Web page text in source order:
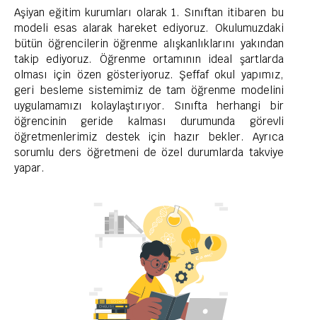
Aşiyan eğitim kurumları olarak 1. Sınıftan itibaren bu
modeli esas alarak hareket ediyoruz. Okulumuzdaki
bütün öğrencilerin öğrenme alışkanlıklarını yakından
takip ediyoruz. Öğrenme ortamının ideal şartlarda
olması için özen gösteriyoruz. Şeffaf okul yapımız,
geri besleme sistemimiz de tam öğrenme modelini
uygulamamızı kolaylaştırıyor. Sınıfta herhangi bir
öğrencinin geride kalması durumunda görevli
öğretmenlerimiz destek için hazır bekler. Ayrıca
sorumlu ders öğretmeni de özel durumlarda takviye
yapar.